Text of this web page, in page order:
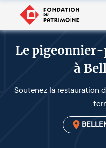
Le pigeonnier-
à
Soutenez la restauration